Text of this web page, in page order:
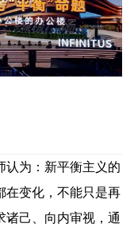
认为：新平衡主义的
在变化，不能只是再
诸己、向内审视，通